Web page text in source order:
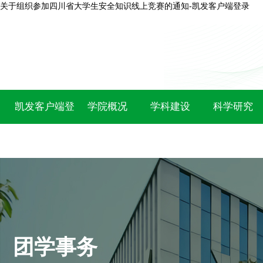
关于组织参加四川省大学生安全知识线上竞赛的通知-凯发客户端登录
凯发客户端登 学院概况 学科建设 科学研究
团学事务